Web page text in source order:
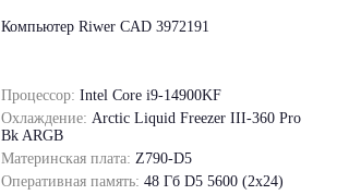
Компьютер Riwer CAD 3972191
Процессор: Intel Core i9-14900KF
Охлаждение: Arctic Liquid Freezer III-360 Pro
Bk ARGB
Материнская плата: Z790-D5
Оперативная память: 48 Гб D5 5600 (2х24)